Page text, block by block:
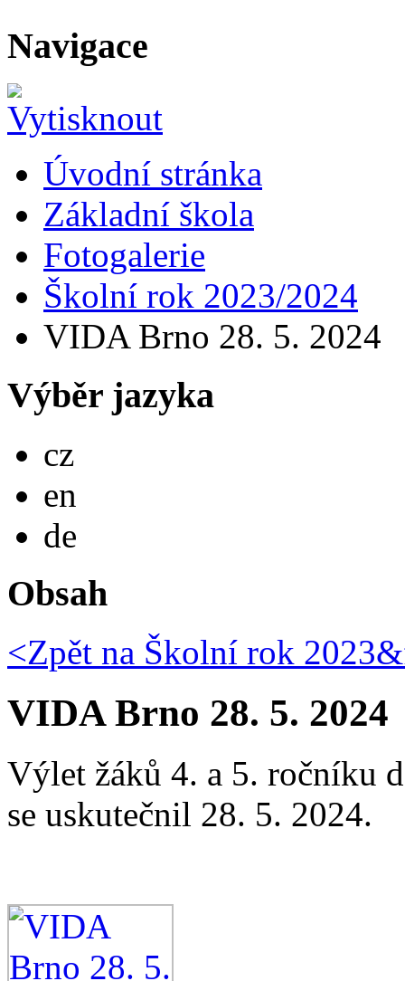
Navigace
Úvodní stránka
Základní škola
Fotogalerie
Školní rok 2023/2024
VIDA Brno 28. 5. 2024
Výběr jazyka
cz
en
de
Obsah
<Zpět na Školní rok
VIDA Brno 28. 5. 2024
Výlet žáků 4. a 5. ročníku
se uskutečnil 28. 5. 2024.